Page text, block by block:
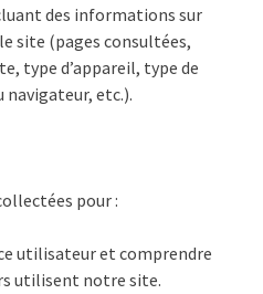
des informations sur
site (pages consultées,
type d’appareil, type de
navigateur, etc.).
pour :
utilisateur et comprendre
utilisent notre site.